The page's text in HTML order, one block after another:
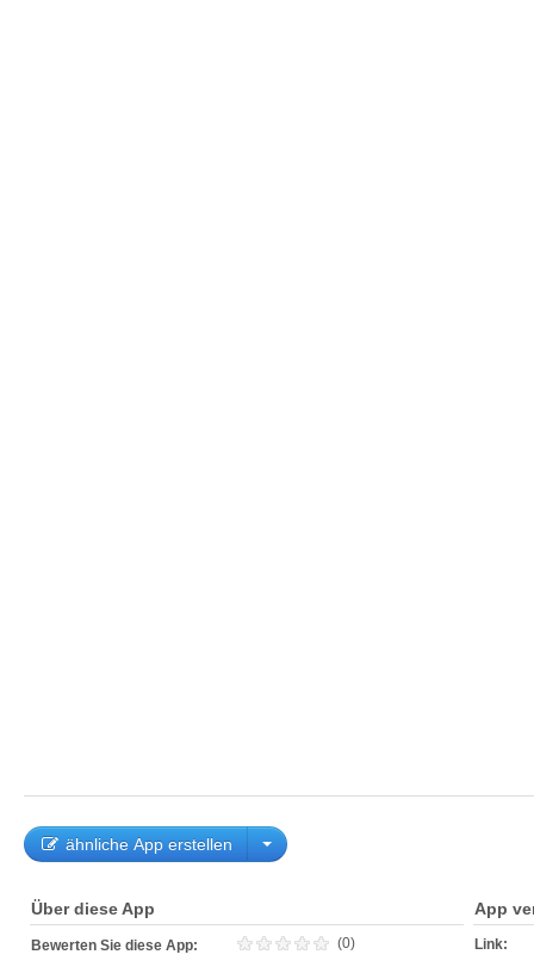
ähnliche App erstellen
Über diese App
Bewerten Sie diese App: (0)
App
Link: